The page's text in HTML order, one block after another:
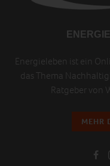
Energieleben ist ein
das Thema
Ratgeber von
MEHR